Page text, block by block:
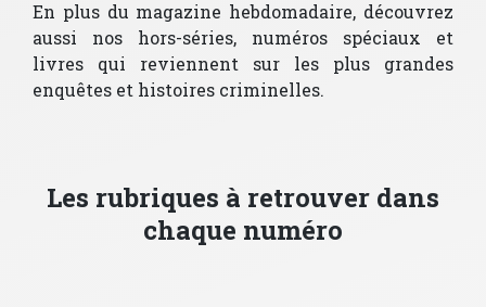
En plus du magazine hebdomadaire, découvrez
aussi nos hors-séries, numéros spéciaux et
livres qui reviennent sur les plus grandes
enquêtes et histoires criminelles.
Les rubriques à retrouver dans
chaque numéro